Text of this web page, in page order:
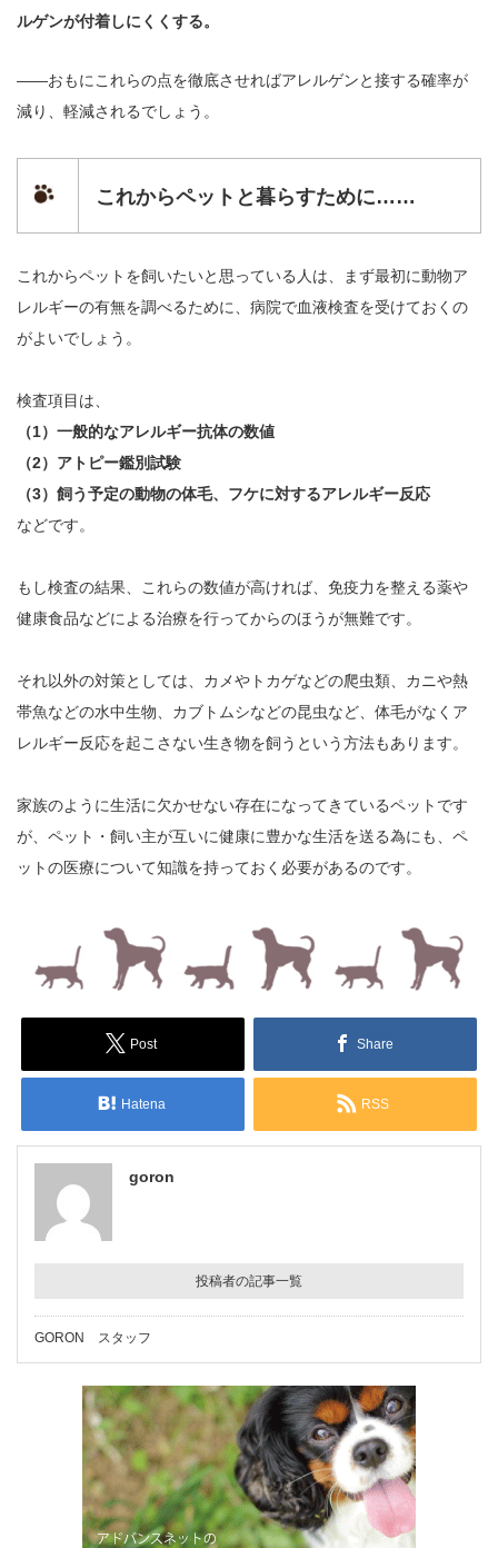
ルゲンが付着しにくくする。
――おもにこれらの点を徹底させればアレルゲンと接する確率が
減り、軽減されるでしょう。
これからペットと暮らすために……
これからペットを飼いたいと思っている人は、まず最初に動物ア
レルギーの有無を調べるために、病院で血液検査を受けておくの
がよいでしょう。
検査項目は、
（1）一般的なアレルギー抗体の数値
（2）アトピー鑑別試験
（3）飼う予定の動物の体毛、フケに対するアレルギー反応
などです。
もし検査の結果、これらの数値が高ければ、免疫力を整える薬や
健康食品などによる治療を行ってからのほうが無難です。
それ以外の対策としては、カメやトカゲなどの爬虫類、カニや熱
帯魚などの水中生物、カブトムシなどの昆虫など、体毛がなくア
レルギー反応を起こさない生き物を飼うという方法もあります。
家族のように生活に欠かせない存在になってきているペットです
が、ペット・飼い主が互いに健康に豊かな生活を送る為にも、ペ
ットの医療について知識を持っておく必要があるのです。
Post Share
Hatena RSS
goron
投稿者の記事一覧
GORON スタッフ